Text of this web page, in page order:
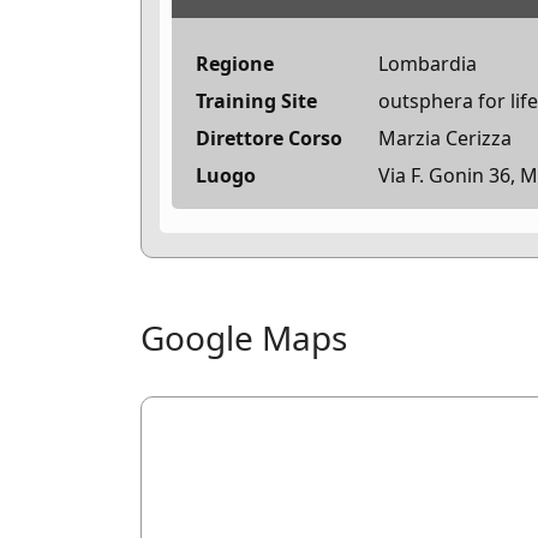
Regione
Lombardia
Training Site
outsphera for life
Direttore Corso
Marzia Cerizza
Luogo
Via F. Gonin 36,
Google Maps